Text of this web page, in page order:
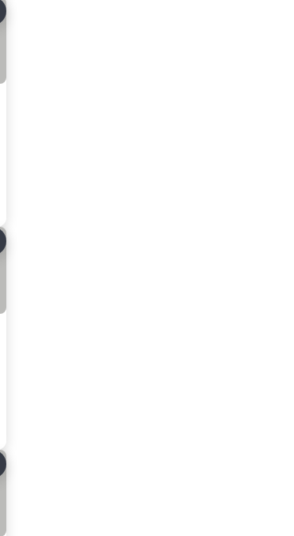
aan favorieten
aan favorieten
aan favorieten